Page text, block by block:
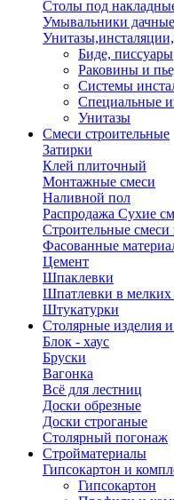
Столы под
Умывальники дачные
Биде, писсуары
Раковины и
Системы
Специальные
Унитазы
Смеси строительные
Затирки
Клей плиточный
Монтажные смеси
Наливной пол
Распродажа Сухие
Строительные смеси
Фасованные
Цемент
Шпаклевки
Шпатлевки в мелких
Штукатурки
Столярные изделия
Блок - хаус
Бруски
Вагонка
Всё для лестниц
Доски обрезные
Доски строганые
Столярный погонаж
Стройматериалы
Гипсокартон и
Гипсокартон